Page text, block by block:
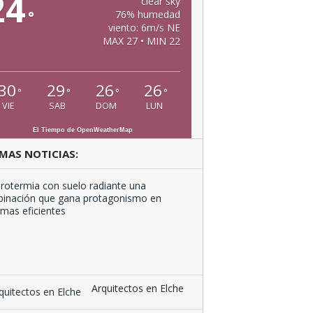
°
76% humedad
viento: 6m/s NE
MAX 27 • MIN 22
°
VIE
29 °
SAB
26 °
DOM
26 °
LUN
El Tiempo de OpenWeatherMap
NOTICIAS:
Arquitectos en Elche